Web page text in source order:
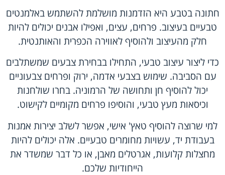
חתונה בטבע היא הזדמנות מושלמת להשתמש באלמנטים
טבעיים בעיצוב. פרחים, עצים, ואפילו אבנים יכולים להיות
חלק מהעיצוב ולהוסיף לאווירה הכפרית והאותנטית.
כדי ליצור עיצוב טבעי, התחילו בבחירת צבעים שמשתלבים
עם הסביבה. שימוש בצבעי אדמה, ירוק ופרחים צבעוניים
יכול להוסיף חן ותחושה של הרמוניה. בחרו שולחנות
וכיסאות מעץ טבעי, והוסיפו פרחים מקומיים לקישוט.
למי שרוצה להוסיף טאץ' אישי, אפשר לשלב יצירות אמנות
בעבודת יד, עשויות מחומרים טבעיים. אלה יכולים להיות
מחצלות קלועות, אגרטלים מאבן, או כל דבר שמשדר את
הייחודיות שלכם.